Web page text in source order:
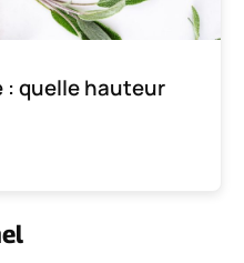
: quelle hauteur